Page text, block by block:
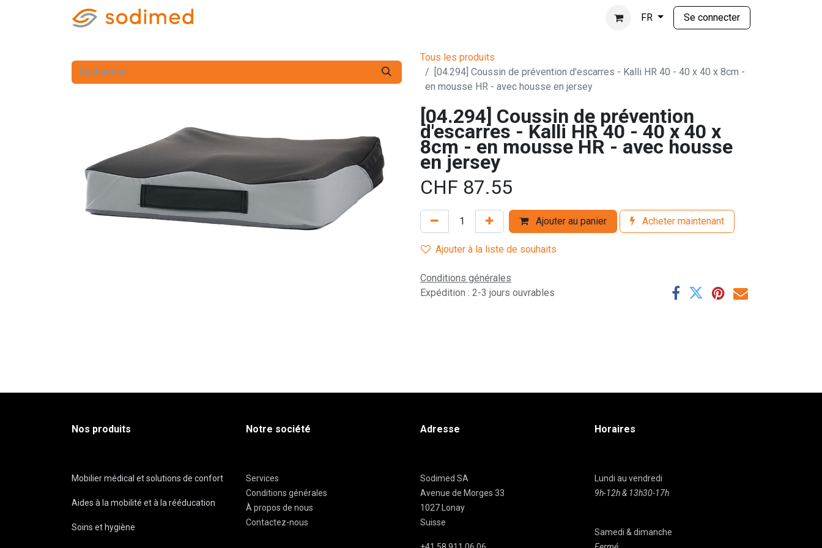
FR Se connecter
Tous les produits
[04.294] Coussin de prévention d'escarres - Kalli HR 40 - 40 x 40 x 8cm -
en mousse HR - avec housse en jersey
[04.294] Coussin de prévention
d'escarres - Kalli HR 40 - 40 x 40 x
8cm - en mousse HR - avec housse
en jersey
CHF 87.55
Ajouter au panier Acheter maintenant
Ajouter à la liste de souhaits
Conditions générales
Expédition : 2-3 jours ouvrables
Nos produits
Mobilier médical et solutions de confort
Aides à la mobilité et à la rééducation
Soins et hygiène
Notre société
Services
Conditions générales
À propos de nous
Contactez-nous
Adresse
Sodimed SA
Avenue de Morges 33
1027 Lonay
Suisse
Horaires
Lundi au vendredi
9h-12h & 13h30-17h
Samedi & dimanche